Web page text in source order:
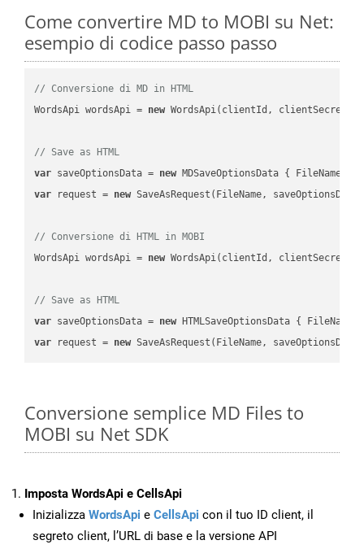
Come convertire MD to MOBI su Net:
esempio di codice passo passo
// Conversione di MD in HTML
WordsApi wordsApi = new WordsApi(clientId, clientSecret);
// Save as HTML
var saveOptionsData = new MDSaveOptionsData { FileName =
var request = new SaveAsRequest(FileName,
// Conversione di HTML in MOBI
WordsApi wordsApi = new WordsApi(clientId, clientSecret);
// Save as HTML
var saveOptionsData = new HTMLSaveOptionsData { FileName
var request = new
Conversione semplice MD Files to
MOBI su Net SDK
Imposta WordsApi e CellsApi
Inizializza WordsApi e CellsApi con il tuo ID client, il
segreto client, l’URL di base e la versione API